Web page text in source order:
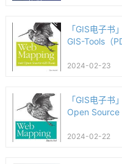
「GIS电子
GIS-Tools（
2024-02-23
「GIS电子
Open Source
2024-02-22